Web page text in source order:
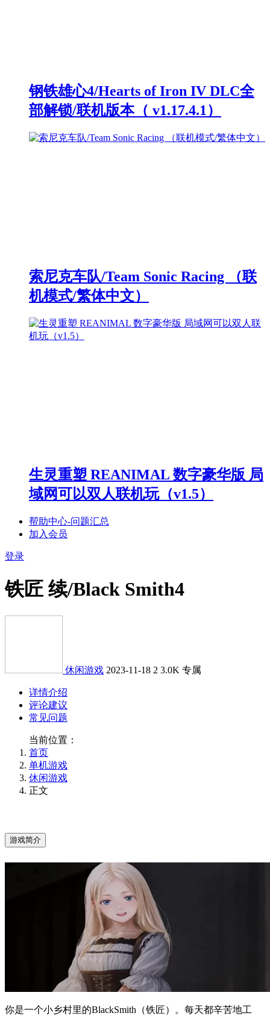
钢铁雄心4/Hearts of Iron IV DLC全
部解锁/联机版本（ v1.17.4.1）
索尼克车队/Team Sonic Racing （联
机模式/繁体中文）
生灵重塑 REANIMAL 数字豪华版 局
域网可以双人联机玩（v1.5）
帮助中心-问题汇总
加入会员
登录
铁匠 续/Black Smith4
休闲游戏 2023-11-18 2 3.0K 专属
详情介绍
评论建议
常见问题
当前位置：
首页
单机游戏
休闲游戏
正文
游戏简介
你是一个小乡村里的BlackSmith（铁匠）。每天都辛苦地工